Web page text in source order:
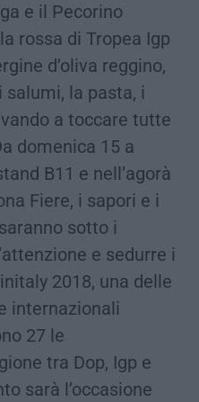
e il Pecorino
rossa di Tropea Igp
d’oliva reggino,
salumi, la pasta, i
a toccare tutte
domenica 15 a
B11 e nell’agorà
Fiere, i sapori e i
sotto i
e sedurre i
2018, una delle
internazionali
27 le
tra Dop, Igp e
sarà l’occasione